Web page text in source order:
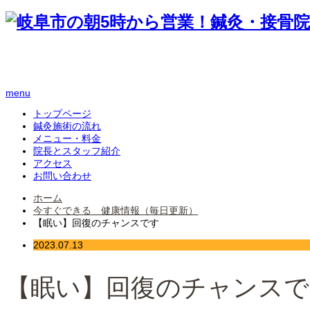
menu
トップページ
鍼灸施術の流れ
メニュー・料金
院長とスタッフ紹介
アクセス
お問い合わせ
ホーム
今すぐできる 健康情報（毎日更新）
【眠い】回復のチャンスです
2023.07.13
【眠い】回復のチャンス